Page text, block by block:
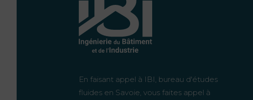
En faisant appel à IBI, bureau d'études
fluides en Savoie, vous faites appel à